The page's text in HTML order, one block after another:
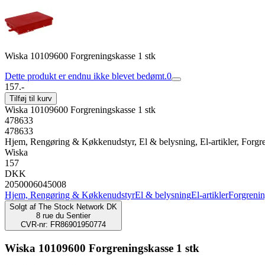
Wiska 10109600 Forgreningskasse 1 stk
Dette produkt er endnu ikke blevet bedømt.0
157.-
Tilføj til kurv
Wiska 10109600 Forgreningskasse 1 stk
478633
478633
Hjem, Rengøring & Køkkenudstyr, El & belysning, El-artikler,
Wiska
157
DKK
2050006045008
Hjem, Rengøring & KøkkenudstyrEl & belysningEl-artikler
Solgt af The Stock Network DK
8 rue du Sentier
CVR-nr: FR86901950774
Wiska 10109600 Forgreningskasse 1 stk